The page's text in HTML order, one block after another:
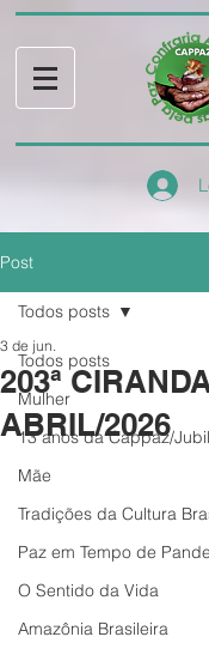
Post
Todos posts
Mulher
13 anos da Cappaz/
Mãe
Tradições da Cultura
Paz em Tempo de
O Sentido da Vida
Amazônia Brasileira
Todos posts
203ª
ABRIL/2026
3 de jun.